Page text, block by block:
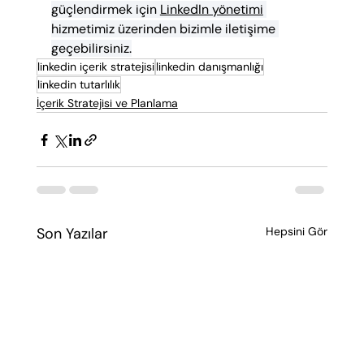
güçlendirmek için LinkedIn yönetimi
hizmetimiz üzerinden bizimle iletişime
geçebilirsiniz.
linkedin içerik stratejisilinkedin danışmanlığı
linkedin tutarlılık
İçerik Stratejisi ve Planlama
Son Yazılar Hepsini Gör